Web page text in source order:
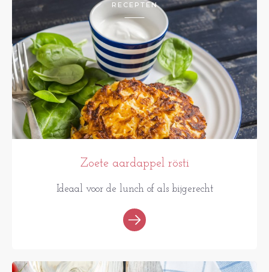
RECEPTEN
Zoete aardappel rösti
Ideaal voor de lunch of als bijgerecht